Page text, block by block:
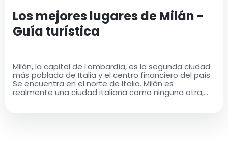
Los mejores lugares de Milán -
Guía turística
Milán, la capital de Lombardía, es la segunda ciudad
más poblada de Italia y el centro financiero del país.
Se encuentra en el norte de Italia. Milán es
realmente una ciudad italiana como ninguna otra,